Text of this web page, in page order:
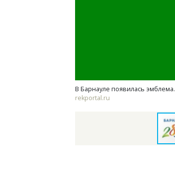
В Барнауле появилась эмблема.
rekportal.ru